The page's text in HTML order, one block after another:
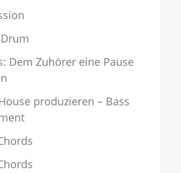
Dem Zuhörer eine Pause
produzieren – Bass